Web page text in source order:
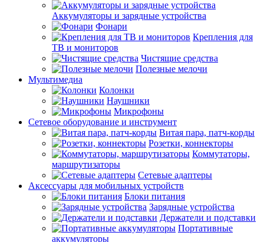
Аккумуляторы и зарядные устройства
Фонари
Крепления для
ТВ и мониторов
Чистящие средства
Полезные мелочи
Мультимедиа
Колонки
Наушники
Микрофоны
Сетевое оборудование и инструмент
Витая пара, патч-корды
Розетки, коннекторы
Коммутаторы,
маршрутизаторы
Сетевые адаптеры
Аксессуары для мобильных устройств
Блоки питания
Зарядные устройства
Держатели и подставки
Портативные
аккумуляторы